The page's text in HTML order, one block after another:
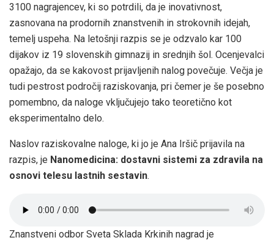
3100 nagrajencev, ki so potrdili, da je inovativnost,
zasnovana na prodornih znanstvenih in strokovnih idejah,
temelj uspeha. Na letošnji razpis se je odzvalo kar 100
dijakov iz 19 slovenskih gimnazij in srednjih šol. Ocenjevalci
opažajo, da se kakovost prijavljenih nalog povečuje. Večja je
tudi pestrost področij raziskovanja, pri čemer je še posebno
pomembno, da naloge vključujejo tako teoretično kot
eksperimentalno delo.
Naslov raziskovalne naloge, ki jo je Ana Iršič prijavila na
razpis, je Nanomedicina: dostavni sistemi za zdravila na
osnovi telesu lastnih sestavin.
Znanstveni odbor Sveta Sklada Krkinih nagrad je